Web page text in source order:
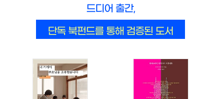
드디어 출간,
단독 북펀드를 통해 검증된 도서